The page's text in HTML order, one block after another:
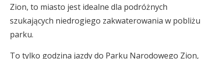
Zion, to miasto jest idealne dla podróżnych
szukających niedrogiego zakwaterowania w pobliżu
parku.
To tylko godzina jazdy do Parku Narodowego Zion,